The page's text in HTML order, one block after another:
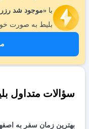
با «موجود شد
بلیط به صورت
سؤالات متداول
بهترین زمان سفر به